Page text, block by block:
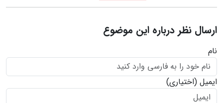
ارسال نظر درباره این موضوع
نام
ایمیل (اختیاری)